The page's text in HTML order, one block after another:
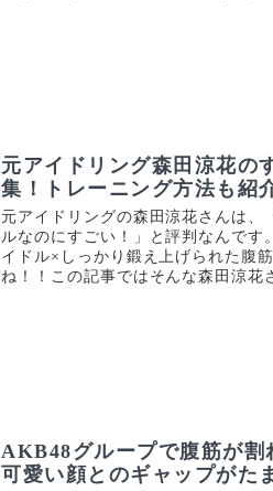
元アイドリング森田涼花の
集！トレーニング方法も紹
元アイドリングの森田涼花さんは、
ルなのにすごい！」と評判なんです
イドル×しっかり鍛え上げられた腹
ね！！この記事ではそんな森田涼花
AKB48グループで腹筋が割
可愛い顔とのギャップがた